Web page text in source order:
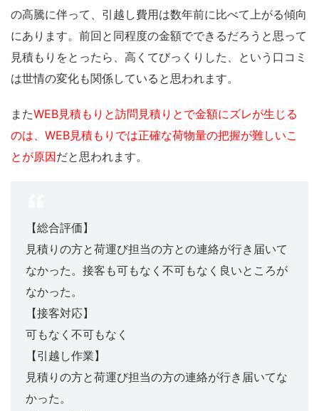
の高騰に伴って、引越し費用は数年前に比べて上がる傾向
にあります。前回と同程度の金額でできるだろうと思って
見積もりをとったら、高くてびっくりした、という口コミ
は世情の変化も関係していると思われます。
またWEB見積もりと訪問見積りとで金額にズレが生じる
のは、WEB見積もりでは正確な荷物量の把握が難しいこ
とが原因だと思われます。
【総合評価】
見積りの方と荷運び担当の方との連絡が行き届いて
なかった。接客も可もなく不可もなく良いところが
なかった。
【接客対応】
可もなく不可もなく
【引越し作業】
見積りの方と荷運び担当の方の連絡が行き届いてな
かった。